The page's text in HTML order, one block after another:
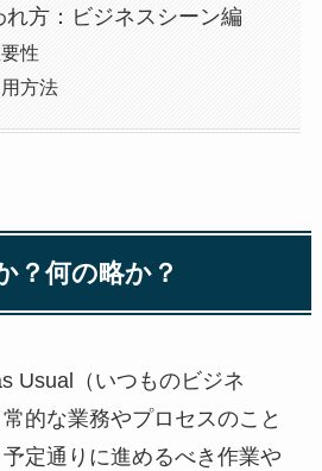
れ方：ビジネスシーン編
性
方法
？何の略か？
Usual（いつものビジネ
的な業務やプロセスのこと
定通りに進めるべき作業や